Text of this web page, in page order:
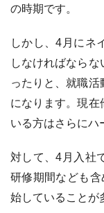
の時期です。
しかし、4月にネ
しなければなら
ったりと、就職
になります。現在
いる方はさらにハ
対して、4月入社
研修期間なども
始していることが